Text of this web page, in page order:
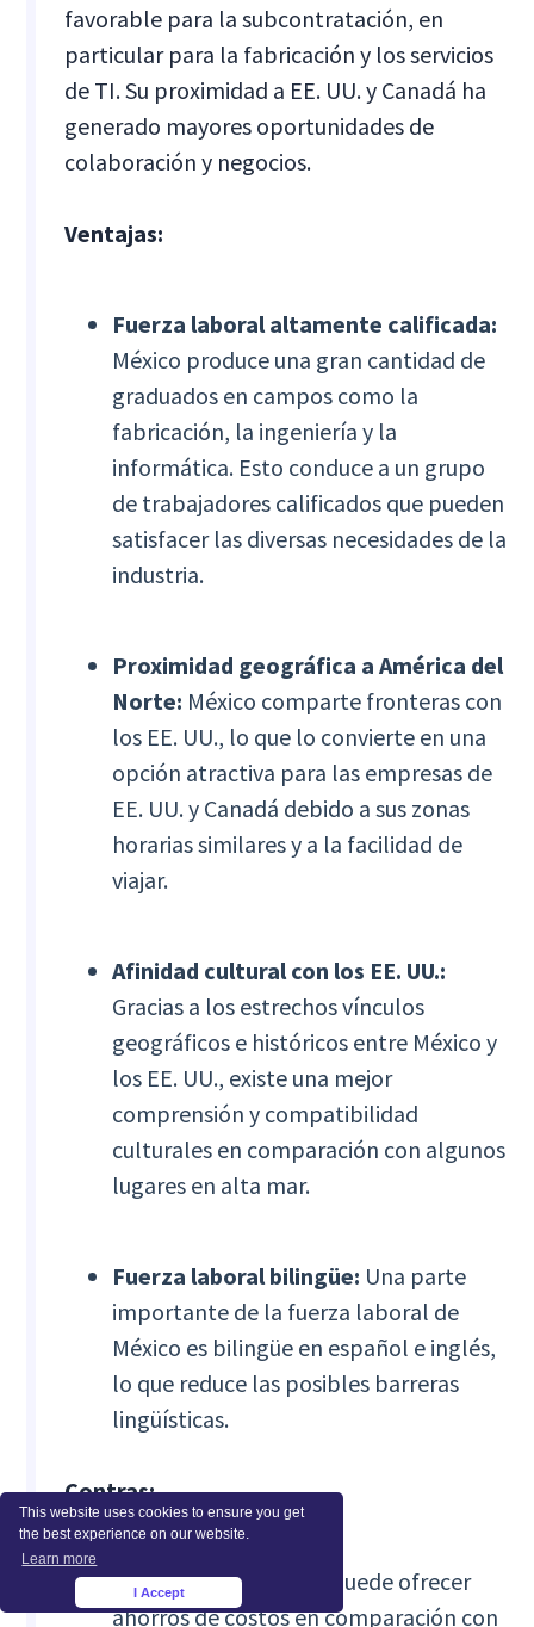
This website uses cookies to ensure you get
the best experience on our website.
Learn more
I Accept
favorable para la subcontratación, en
particular para la fabricación y los servicios
de TI. Su proximidad a EE. UU. y Canadá ha
generado mayores oportunidades de
colaboración y negocios.
Ventajas:
Fuerza laboral altamente calificada:
México produce una gran cantidad de
graduados en campos como la
fabricación, la ingeniería y la
informática. Esto conduce a un grupo
de trabajadores calificados que pueden
satisfacer las diversas necesidades de la
industria.
Proximidad geográfica a América del
Norte: México comparte fronteras con
los EE. UU., lo que lo convierte en una
opción atractiva para las empresas de
EE. UU. y Canadá debido a sus zonas
horarias similares y a la facilidad de
viajar.
Afinidad cultural con los EE. UU.:
Gracias a los estrechos vínculos
geográficos e históricos entre México y
los EE. UU., existe una mejor
comprensión y compatibilidad
culturales en comparación con algunos
lugares en alta mar.
Fuerza laboral bilingüe: Una parte
importante de la fuerza laboral de
México es bilingüe en español e inglés,
lo que reduce las posibles barreras
lingüísticas.
Contras:
Coste:Si bien México puede ofrecer
ahorros de costos en comparación con